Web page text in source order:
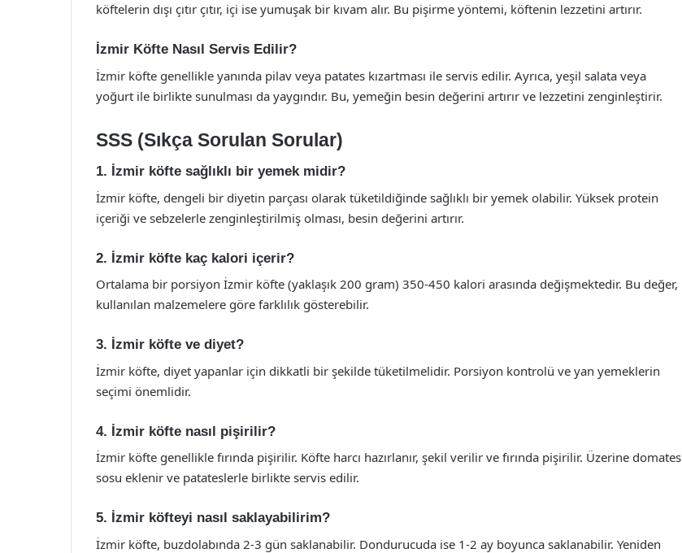
köftelerin dışı çıtır çıtır, içi ise yumuşak bir kıvam alır. Bu pişirme yöntemi, köftenin lezzetini artırır.
İzmir Köfte Nasıl Servis Edilir?
İzmir köfte genellikle yanında pilav veya patates kızartması ile servis edilir. Ayrıca, yeşil salata veya
yoğurt ile birlikte sunulması da yaygındır. Bu, yemeğin besin değerini artırır ve lezzetini zenginleştirir.
SSS (Sıkça Sorulan Sorular)
1. İzmir köfte sağlıklı bir yemek midir?
İzmir köfte, dengeli bir diyetin parçası olarak tüketildiğinde sağlıklı bir yemek olabilir. Yüksek protein
içeriği ve sebzelerle zenginleştirilmiş olması, besin değerini artırır.
2. İzmir köfte kaç kalori içerir?
Ortalama bir porsiyon İzmir köfte (yaklaşık 200 gram) 350-450 kalori arasında değişmektedir. Bu değer,
kullanılan malzemelere göre farklılık gösterebilir.
3. İzmir köfte ve diyet?
İzmir köfte, diyet yapanlar için dikkatli bir şekilde tüketilmelidir. Porsiyon kontrolü ve yan yemeklerin
seçimi önemlidir.
4. İzmir köfte nasıl pişirilir?
İzmir köfte genellikle fırında pişirilir. Köfte harcı hazırlanır, şekil verilir ve fırında pişirilir. Üzerine domates
sosu eklenir ve patateslerle birlikte servis edilir.
5. İzmir köfteyi nasıl saklayabilirim?
İzmir köfte, buzdolabında 2-3 gün saklanabilir. Dondurucuda ise 1-2 ay boyunca saklanabilir. Yeniden